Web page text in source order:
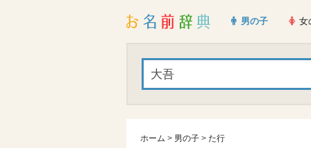
男の子 女
ホーム > 男の子 > た行